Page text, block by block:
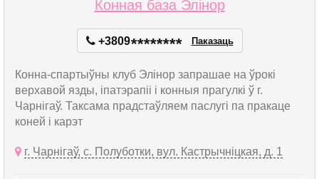
Конная база Элінор
+3809******** Паказаць
Конна-спартыўны клуб Элінор запрашае на ўрокі
верхавой язды, іпатэрапіі і конныя прагулкі ў г.
Чарнігаў. Таксама прадстаўляем паслугі па пракаце
коней і карэт
г. Чарнігаў, с. Полуботки, вул. Кастрычніцкая, д. 1